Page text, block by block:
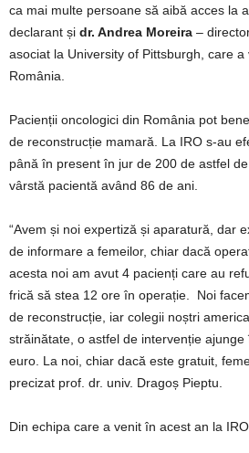
ca mai multe persoane să aibă acces la
declarant și dr. Andrea Moreira –
asociat la University of Pittsburgh, care
România.
Pacienții oncologici din România pot
de reconstrucție mamară. La IRO s-au
până în present în jur de 200 de astfel
vârstă pacientă având 86 de ani.
“Avem și noi expertiză și aparatură, dar
de informare a femeilor, chiar dacă
acesta noi am avut 4 pacienți care au
frică să stea 12 ore în operație. Noi
de reconstrucție, iar colegii noștri
străinătate, o astfel de intervenție
euro. La noi, chiar dacă este gratuit,
precizat prof. dr. univ. Dragoș Pieptu.
Din echipa care a venit în acest an la